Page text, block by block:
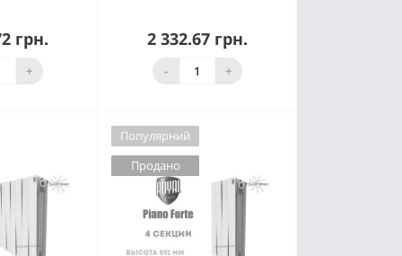
грн.
+
2 332.67 грн.
- +
Немає в наявності
Популярний
Продано